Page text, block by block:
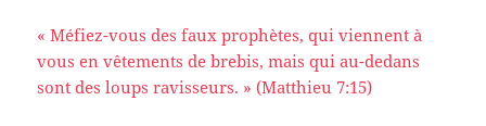
« Méfiez-vous des faux prophètes, qui viennent à
vous en vêtements de brebis, mais qui au-dedans
sont des loups ravisseurs. » (Matthieu 7:15)